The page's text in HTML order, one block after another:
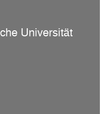
Universität